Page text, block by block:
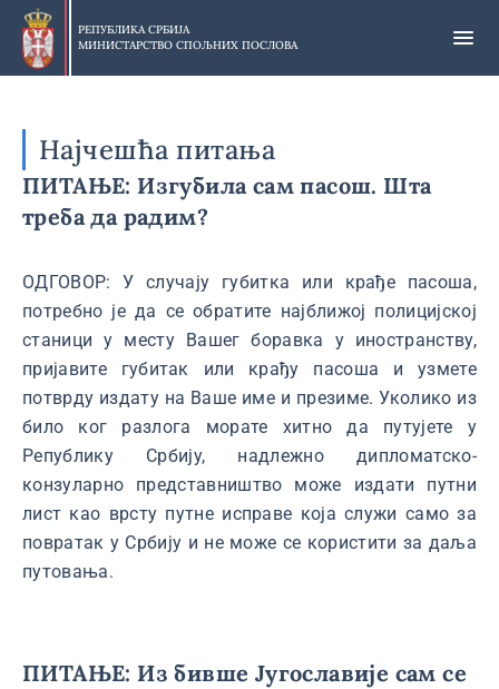
Прескочи
главни
део
РЕПУБЛИКА СРБИЈА
МИНИСТАРСТВО СПОЉНИХ ПОСЛОВА
Најчешћа питања
ПИТАЊЕ: Изгубила сам пасош. Шта
треба да радим?
ОДГОВОР: У случају губитка или крађе пасоша,
потребно је да се обратите најближој полицијској
станици у месту Вашег боравка у иностранству,
пријавите губитак или крађу пасоша и узмете
потврду издату на Ваше име и презиме. Уколико из
било ког разлога морате хитно да путујете у
Републику Србију, надлежно дипломатско-
конзуларно представништво може издати путни
лист као врсту путне исправе која служи само за
повратак у Србију и не може се користити за даља
путовања.
ПИТАЊЕ: Из бивше Југославије сам се